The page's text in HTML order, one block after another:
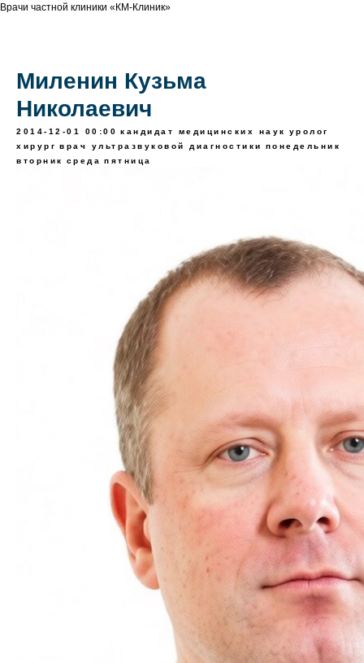
Врачи частной клиники «КМ-Клиник»
Миленин Кузьма
Николаевич
2014-12-01 00:00 кандидат медицинских наук
уролог
хирург врач ультразвуковой диагностики
понедельник
вторник
среда пятница